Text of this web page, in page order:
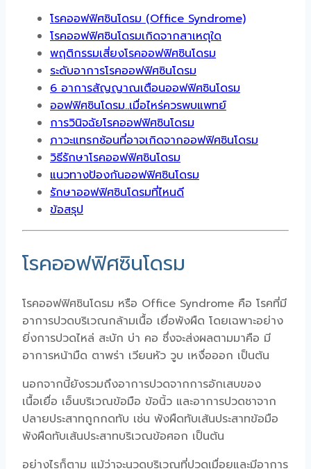
โรคออฟฟิศซินโดรม (Office Syndrome)
โรคออฟฟิศซินโดรมเกิดจากสาเหตุใด
พฤติกรรมเสี่ยงโรคออฟฟิศซินโดรม
ระดับอาการโรคออฟฟิศซินโดรม
6 อาการสัญญาณเตือนออฟฟิศซินโดรม
ออฟฟิศซินโดรม..เมื่อไหร่ควรพบแพทย์
การวินิจฉัยโรคออฟฟิศซินโดรม
ภาวะแทรกซ้อนที่อาจเกิดจากออฟฟิศซินโดรม
วิธีรักษาโรคออฟฟิศซินโดรม
แนวทางป้องกันออฟฟิศซินโดรม
รักษาออฟฟิศซินโดรมที่ไหนดี
ข้อสรุป
โรคออฟฟิศซินโดรม
โรคออฟฟิศซินโดรม หรือ Office Syndrome คือ โรคที่มี
อาการปวดบริเวณกล้ามเนื้อ เยื่อพังผืด โดยเฉพาะอย่าง
ยิ่งการปวดไหล่ สะบัก บ่า คอ ซึ่งจะส่งผลตามมาคือ มี
อาการหน้ามืด ตาพร่า เวียนหัว วูบ เหงื่อออก เป็นต้น
นอกจากนี้ยังรวมถึงอาการปวดจากการอักเสบของ
เนื้อเยื่อ เอ็นบริเวณข้อมือ ข้อนิ้ว และอาการปวดชาจาก
ปลายประสาทถูกกดทับ เช่น พังผืดทับเส้นประสาทข้อมือ
พังผืดทับเส้นประสาทบริเวณข้อศอก เป็นต้น
อย่างไรก็ตาม แม้ว่าจะนวดบริเวณที่ปวดเมื่อยและมีอาการ